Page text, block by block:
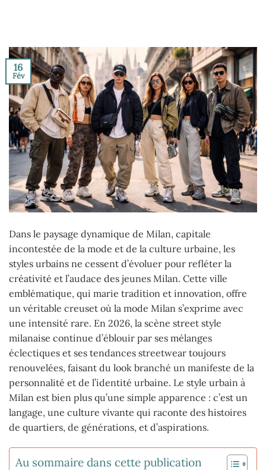
16
Fév
Dans le paysage dynamique de Milan, capitale
incontestée de la mode et de la culture urbaine, les
styles urbains ne cessent d’évoluer pour refléter la
créativité et l’audace des jeunes Milan. Cette ville
emblématique, qui marie tradition et innovation, offre
un véritable creuset où la mode Milan s’exprime avec
une intensité rare. En 2026, la scène street style
milanaise continue d’éblouir par ses mélanges
éclectiques et ses tendances streetwear toujours
renouvelées, faisant du look branché un manifeste de la
personnalité et de l’identité urbaine. Le style urbain à
Milan est bien plus qu’une simple apparence : c’est un
langage, une culture vivante qui raconte des histoires
de quartiers, de générations, et d’aspirations.
Au sommaire dans cette publication